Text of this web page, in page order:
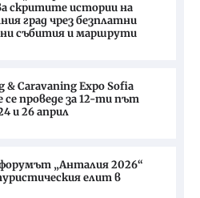
скритите истории на
град чрез безплатни
събития и маршрути
& Caravaning Expo Sofia
се проведе за 12-ти път
и 26 април
„Анталия 2026“
елит в